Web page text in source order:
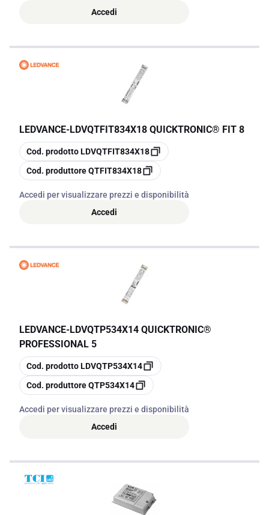
Accedi
LEDVANCE-LDVQTFIT834X18 QUICKTRONIC® FIT 8
copia
Cod. prodottoLDVQTFIT834X18
copia
Cod. produttoreQTFIT834X18
Accedi per visualizzare prezzi e disponibilità
Accedi
LEDVANCE-LDVQTP534X14 QUICKTRONIC®
PROFESSIONAL 5
copia
Cod. prodottoLDVQTP534X14
copia
Cod. produttoreQTP534X14
Accedi per visualizzare prezzi e disponibilità
Accedi